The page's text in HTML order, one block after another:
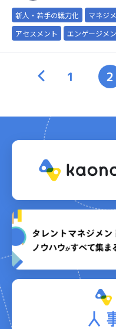
新人・若手の戦力化 マネジ
アセスメント
エンゲージメ
< 1 2